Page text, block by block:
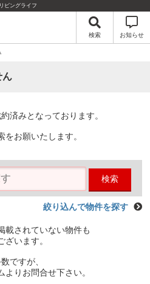
ビングライフ
検索 お知らせ
ん
済みとなっております。
をお願いたします。
検索
絞り込んで物件を探す
載されていない物件も
ざいます。
ですが、
よりお問合せ下さい。